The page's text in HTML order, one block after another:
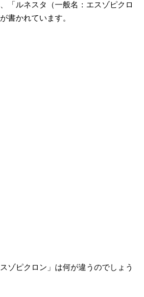
「ルネスタ（一般名：エスゾピクロ
書かれています。
ゾピクロン」は何が違うのでしょう